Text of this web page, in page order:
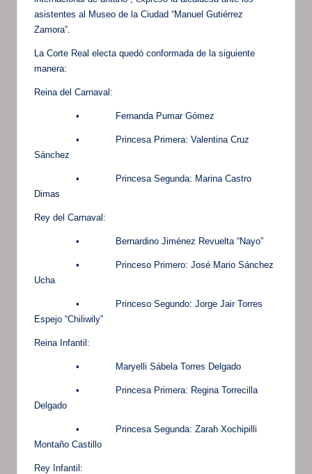
asistentes al Museo de la Ciudad “Manuel Gutiérrez
Zamora”.
La Corte Real electa quedó conformada de la siguiente
manera:
Reina del Carnaval:
• Fernanda Pumar Gómez
• Princesa Primera: Valentina Cruz
Sánchez
• Princesa Segunda: Marina Castro
Dimas
Rey del Carnaval:
• Bernardino Jiménez Revuelta “Nayo”
• Princeso Primero: José Mario Sánchez
Ucha
• Princeso Segundo: Jorge Jair Torres
Espejo “Chiliwily”
Reina Infantil:
• Maryelli Sábela Torres Delgado
• Princesa Primera: Regina Torrecilla
Delgado
• Princesa Segunda: Zarah Xochipilli
Montaño Castillo
Rey Infantil: